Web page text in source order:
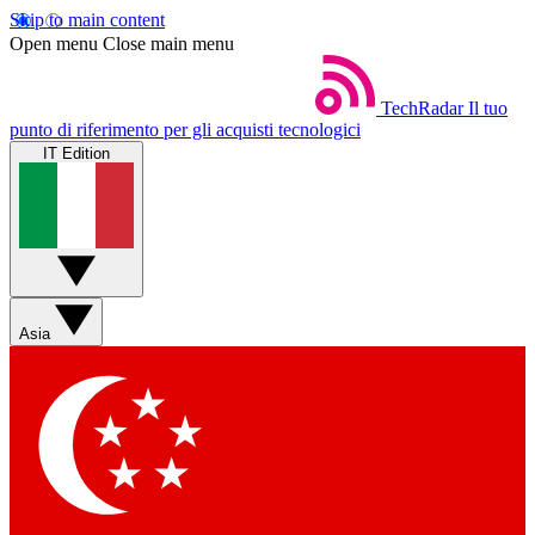
Skip to main content
Open menu Close main menu
TechRadar Il tuo
punto di riferimento per gli acquisti tecnologici
IT Edition
Asia